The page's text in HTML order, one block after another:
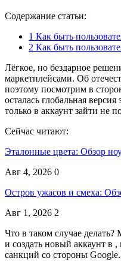
Содержание статьи:
1 Как быть
2 Как быть
Лёгкое, но бездарное
маркетплейсами. Об
поэтому посмотрим в
осталась глобальная
только в аккаунт зайти не
Сейчас читают:
Эталонные цвета: Обзор
Авг 4, 2026 0
Остров ужасов и смеха:
Авг 1, 2026 2
Что в таком случае
и создать новый аккаунт в
санкций со стороны